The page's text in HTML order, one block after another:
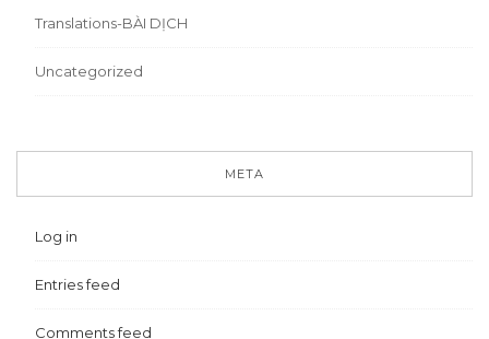
Translations-BÀI DỊCH
Uncategorized
META
Log in
Entries feed
Comments feed